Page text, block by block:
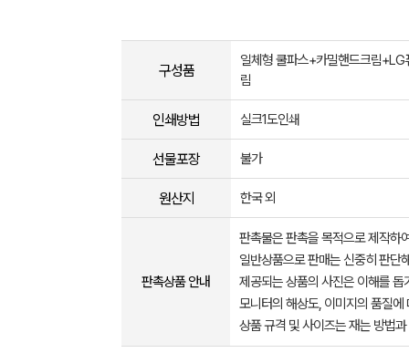
구성품
일체형 쿨파스+카밀핸드크림+LG
림
인쇄방법 실크1도인쇄
선물포장 불가
원산지 한국 외
판촉상품 안내
판촉물은 판촉을 목적으로 제작하
일반상품으로 판매는 신중히 판단
제공되는 상품의 사진은 이해를
모니터의 해상도, 이미지의 품질
상품 규격 및 사이즈는 재는 방법